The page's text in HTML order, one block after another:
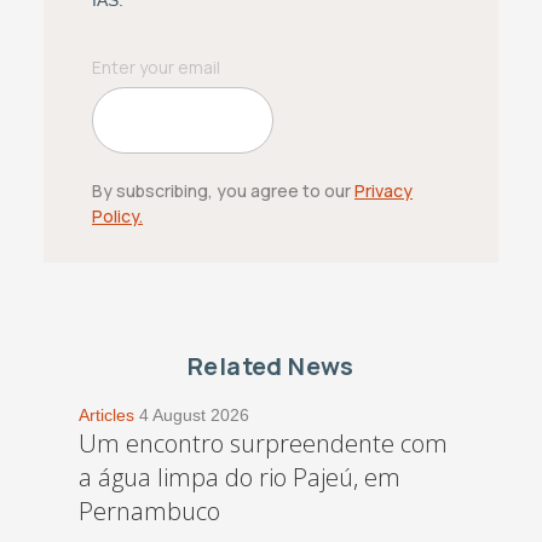
By subscribing, you agree to ourPrivacy
Policy.
Related News
Articles 4 August 2026
Um encontro surpreendente com
a água limpa do rio Pajeú, em
Pernambuco